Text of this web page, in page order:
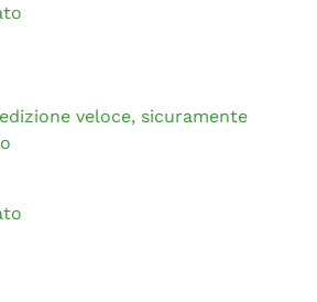
veloce, sicuramente